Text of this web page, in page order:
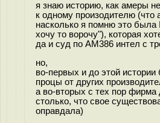
я знаю историю, как амеры
к одному произодителю (что
насколько я помню это
хочу то ворочу"), которая
да и суд по AM386 интел с
но,
во-первых и до этой
процы от других
а во-вторых с тех пор фирма
столько, что свое
оправдала)